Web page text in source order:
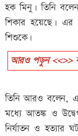
হক মিনু। তিনি
শিকার হয়েছে। এর
শিশুকে।
আরও পড়ুন <<>>
তিনি আরও বলেন,
মধ্যে আতঙ্ক ও
নির্যাতন ও হত্যার